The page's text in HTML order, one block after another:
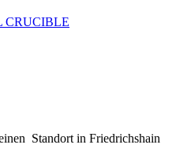
CRUCIBLE
Standort in Friedrichshain